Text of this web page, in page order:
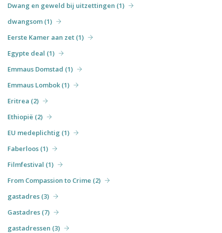
Dwang en geweld bij uitzettingen (1)
dwangsom (1)
Eerste Kamer aan zet (1)
Egypte deal (1)
Emmaus Domstad (1)
Emmaus Lombok (1)
Eritrea (2)
Ethiopië (2)
EU medeplichtig (1)
Faberloos (1)
Filmfestival (1)
From Compassion to Crime (2)
gastadres (3)
Gastadres (7)
gastadressen (3)